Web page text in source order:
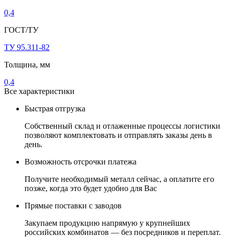
0,4
ГОСТ/ТУ
ТУ 95.311-82
Толщина, мм
0,4
Все характеристики
Быстрая отгрузка
Собственный склад и отлаженные процессы логистики
позволяют комплектовать и отправлять заказы день в
день.
Возможность отсрочки платежа
Получите необходимый металл сейчас, а оплатите его
позже, когда это будет удобно для Вас
Прямые поставки с заводов
Закупаем продукцию напрямую у крупнейших
российских комбинатов — без посредников и переплат.